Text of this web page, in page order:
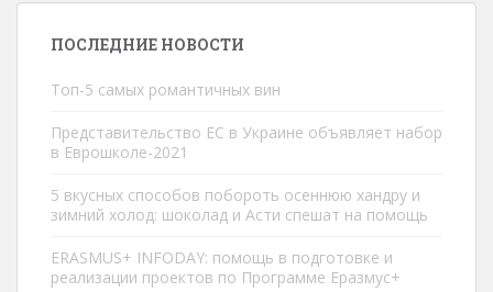
ПОСЛЕДНИЕ НОВОСТИ
Топ-5 самых романтичных вин
Представительство ЕС в Украине объявляет набор
в Еврошколe-2021
5 вкусных способов побороть осеннюю хандру и
зимний холод: шоколад и Асти спешат на помощь
ERASMUS+ INFODAY: помощь в подготовке и
реализации проектов по Программе Еразмус+